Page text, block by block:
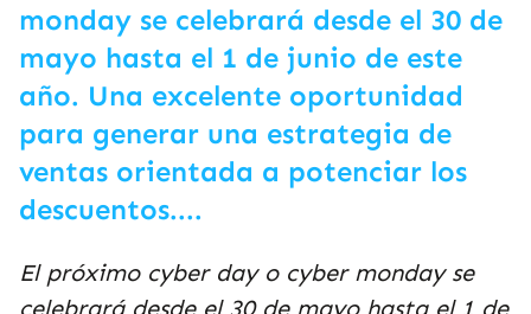
monday se celebrará desde el 30 de
mayo hasta el 1 de junio de este
año. Una excelente oportunidad
para generar una estrategia de
ventas orientada a potenciar los
descuentos....
El próximo cyber day o cyber monday se
celebrará desde el 30 de mayo hasta el 1 de